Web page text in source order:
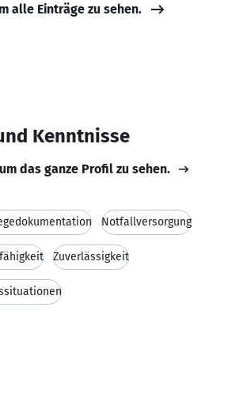
alle Einträge zu sehen.
Kenntnisse
das ganze Profil zu sehen.
Notfallversorgung
Zuverlässigkeit